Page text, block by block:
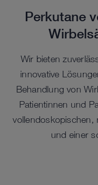
Perkutane
Wir bieten
innovative
Behandlung von
Patientinnen und
vollendoskopischen,
und einer